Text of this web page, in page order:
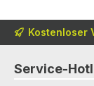
Kostenloser
Service-